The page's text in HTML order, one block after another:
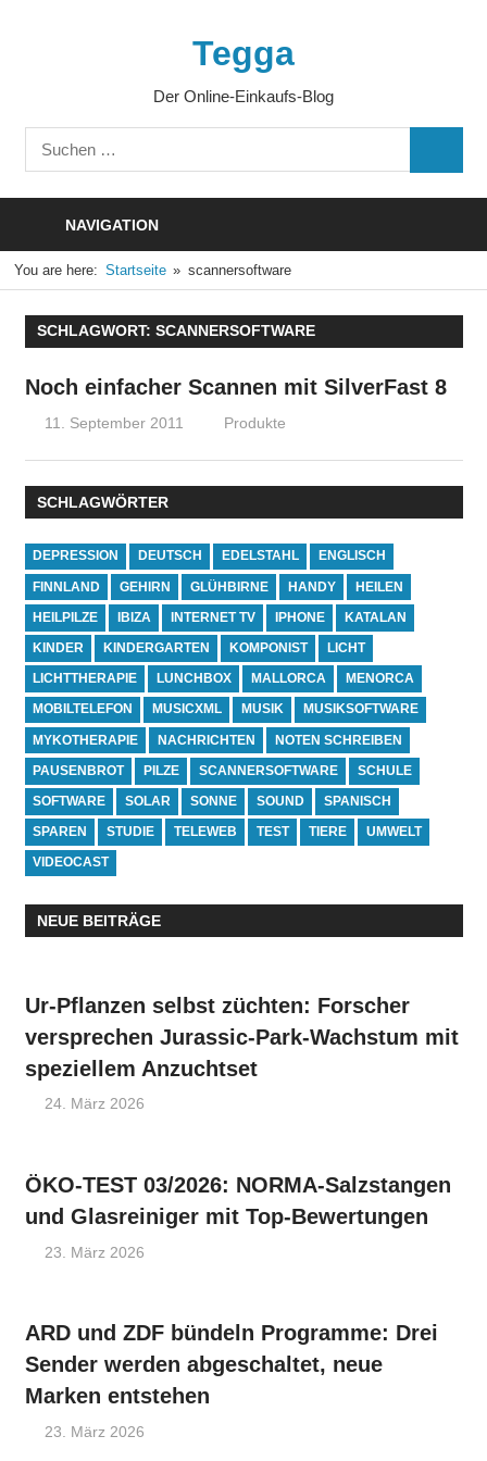
Tegga
Der Online-Einkaufs-Blog
Suchen
nach:
NAVIGATION
You are here: Startseite scannersoftware
SCHLAGWORT: SCANNERSOFTWARE
Noch einfacher Scannen mit SilverFast 8
11. September 2011 Thomas
Produkte
SCHLAGWÖRTER
DEPRESSION DEUTSCH EDELSTAHL ENGLISCH
FINNLAND GEHIRN GLÜHBIRNE HANDY HEILEN
HEILPILZE IBIZA INTERNET TV IPHONE KATALAN
KINDER KINDERGARTEN KOMPONIST LICHT
LICHTTHERAPIE LUNCHBOX MALLORCA MENORCA
MOBILTELEFON MUSICXML MUSIK MUSIKSOFTWARE
MYKOTHERAPIE NACHRICHTEN NOTEN SCHREIBEN
PAUSENBROT PILZE SCANNERSOFTWARE SCHULE
SOFTWARE SOLAR SONNE SOUND SPANISCH
SPAREN STUDIE TELEWEB TEST TIERE UMWELT
VIDEOCAST
NEUE BEITRÄGE
Ur-Pflanzen selbst züchten: Forscher
versprechen Jurassic-Park-Wachstum mit
speziellem Anzuchtset
24. März 2026
ÖKO-TEST 03/2026: NORMA-Salzstangen
und Glasreiniger mit Top-Bewertungen
23. März 2026
ARD und ZDF bündeln Programme: Drei
Sender werden abgeschaltet, neue
Marken entstehen
23. März 2026